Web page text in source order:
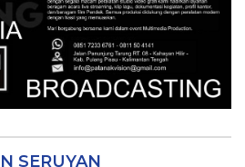
SERUYAN